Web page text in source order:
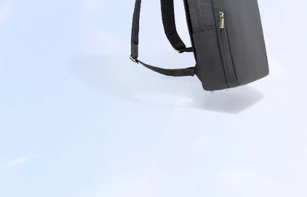
Language